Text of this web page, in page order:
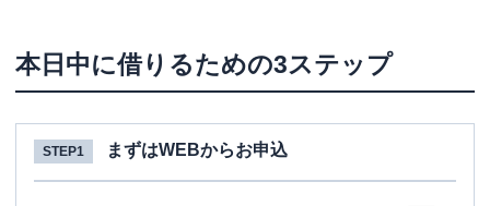
本日中に借りるための3ステップ
STEP1 まずはWEBからお申込